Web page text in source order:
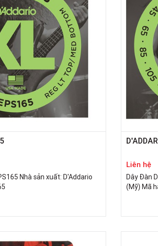
Nhà sản xuất: D'Addario
Liên hệ
Dây Đàn
(Mỹ) Mã